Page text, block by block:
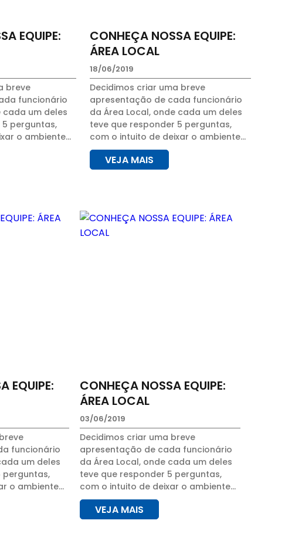
EQUIPE:
breve
funcionário
cada um deles
perguntas,
o ambiente
e
conheçam
CONHEÇA NOSSA EQUIPE:
ÁREA LOCAL
18/06/2019
Decidimos criar uma breve
apresentação de cada funcionário
da Área Local, onde cada um deles
teve que responder 5 perguntas,
com o intuito de deixar o ambiente
de trabalho mais descontraído, e
para que os clientes conheçam
VEJA MAIS
EQUIPE:
funcionário
um deles
perguntas,
o ambiente
e
CONHEÇA NOSSA EQUIPE:
ÁREA LOCAL
03/06/2019
Decidimos criar uma breve
apresentação de cada funcionário
da Área Local, onde cada um deles
teve que responder 5 perguntas,
com o intuito de deixar o ambiente
de trabalho mais descontraído, e
para que os clientes conheçam
VEJA MAIS